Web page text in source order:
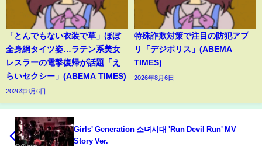
「とんでもない衣装で草」ほぼ
全身網タイツ姿…ラテン系美女
レスラーの電撃復帰が話題「え
らいセクシー」(ABEMA TIMES)
2026年8月6日
特殊詐欺対策で注目の防犯アプ
リ「デジポリス」(ABEMA
TIMES)
2026年8月6日
Girls' Generation 소녀시대 'Run Devil Run' MV
Story Ver.